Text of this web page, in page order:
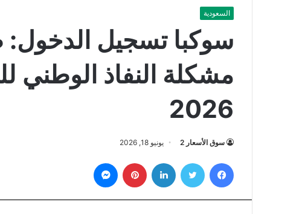
السعودية
سوكبا تسجيل
مشكلة النفاذ الوطني
2026
سوق الأسعار 2 يونيو 18, 2026
فيسبوك تويتر لينكدإن بينتيريست